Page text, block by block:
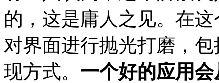
的，这是庸人之见。在
对界面进行抛光打磨，
现方式。 一个好的应用